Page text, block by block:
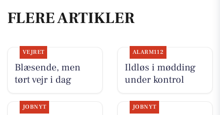
FLERE ARTIKLER
VEJRET
Blæsende, men
tørt vejr i dag
ALARM112
Ildløs i mødding
under kontrol
JOBNYT JOBNYT